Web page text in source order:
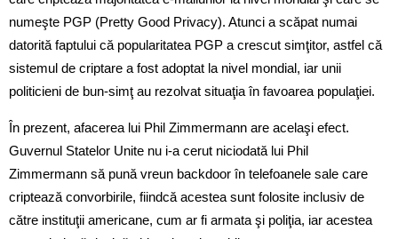
numeşte PGP (Pretty Good Privacy). Atunci a scăpat numai
datorită faptului că popularitatea PGP a crescut simţitor, astfel că
sistemul de criptare a fost adoptat la nivel mondial, iar unii
politicieni de bun-simţ au rezolvat situaţia în favoarea populaţiei.
În prezent, afacerea lui Phil Zimmermann are acelaşi efect.
Guvernul Statelor Unite nu i-a cerut niciodată lui Phil
Zimmermann să pună vreun backdoor în telefoanele sale care
criptează convorbirile, fiindcă acestea sunt folosite inclusiv de
către instituţii americane, cum ar fi armata şi poliţia, iar acestea